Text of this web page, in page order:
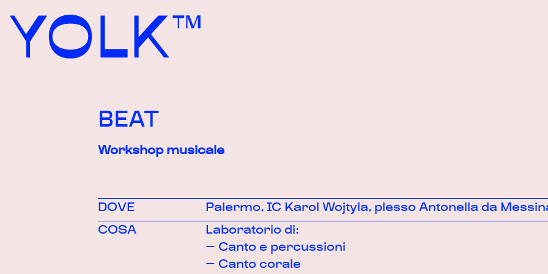
BEAT
Workshop musicale
DOVE
Palermo, IC Karol Wojtyla, plesso Antonella da
COSA
Laboratorio di:
– Canto e percussioni
– Canto corale